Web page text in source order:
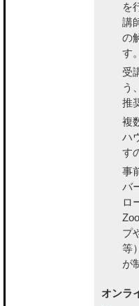
を
講
の
す。
受
う
推
複
ハ
す
事
バ
ロ
プ
等
が
オンラ